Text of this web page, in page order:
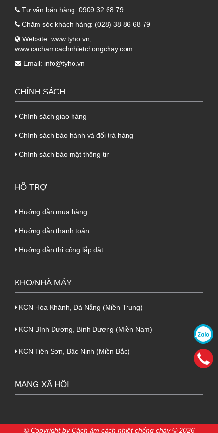
Tư vấn bán hàng: 0909 32 68 79
Chăm sóc khách hàng: (028) 38 86 68 79
Website: www.tyho.vn,
www.cachamcachnhietchongchay.com
Email: info@tyho.vn
CHÍNH SÁCH
Chính sách giao hàng
Chính sách bảo hành và đổi trả hàng
Chính sách bảo mật thông tin
HỖ TRỢ
Hướng dẫn mua hàng
Hướng dẫn thanh toán
Hướng dẫn thi công lắp đặt
KHO/NHÀ MÁY
KCN Hòa Khánh, Đà Nẵng (Miền Trung)
KCN Bình Dương, Bình Dương (Miền Nam)
KCN Tiên Sơn, Bắc Ninh (Miền Bắc)
MẠNG XÃ HỘI
© Copyright byCách âm cách nhiệt chống cháy © 2026